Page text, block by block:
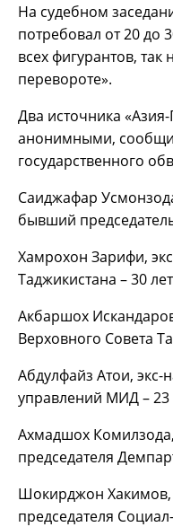
На судебном
потребовал от 20 до
всех фигурантов,
перевороте».
Два источника
анонимными,
государственного
Саиджафар
бывший
Хамрохон Зарифи,
Таджикистана – 30
Акбаршох
Верховного Совета
Абдулфайз Атои, экс-
управлений МИД – 23
Ахмадшох
председателя
Шокирджон Хакимов,
председателя